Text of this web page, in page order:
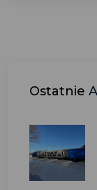
Ostatnie